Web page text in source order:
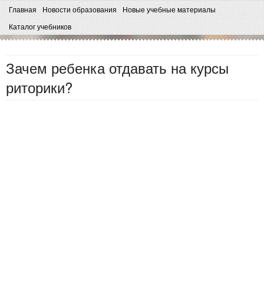
Главная Новости образования
Новые учебные материалы
Каталог учебников
Зачем ребенка отдавать на курсы
риторики?